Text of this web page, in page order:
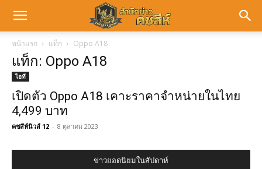
หน้าแรก แท็ก Oppo A18
แท็ก: Oppo A18
ไอที
เปิดตัว Oppo A18 เคาะราคาจำหน่ายในไทย
4,499 บาท
คชสีห์นิวส์ 12 - 8 ตุลาคม 2023
ข่าวยอดนิยมในสัปดาห์